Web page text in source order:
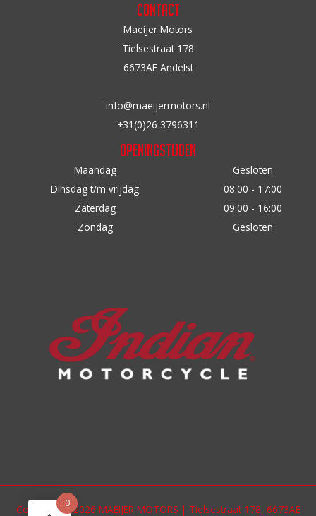
optie
kan
gekozen
op
de
Contact
Maeijer Motors
Tielsestraat 178
6673AE Andelst
info@maeijermotors.nl
+31(0)26 3796311
Openingstijden
Maandag
Gesloten
Dinsdag t/m vrijdag
08:00 - 17:00
Zaterdag
09:00 - 16:00
Zondag
Gesloten
Copyright © 2026 MAEIJER MOTORS | Tielsestraat 178, 6673AE
0